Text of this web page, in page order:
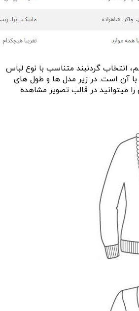
طول کوتاه تر برای ایجاد توازن در ظاهر
زیر میتواند شما را در این امر بیشتر
انتخاب گردنبند متناسب با نوع لباس
با آن است. در زیر مدل ها و طول های
میتوانید در قالب تصویر مشاهده